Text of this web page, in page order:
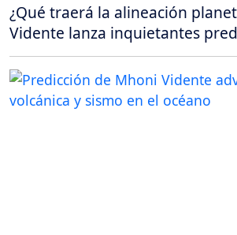
¿Qué traerá la alineación
Vidente lanza inquietantes